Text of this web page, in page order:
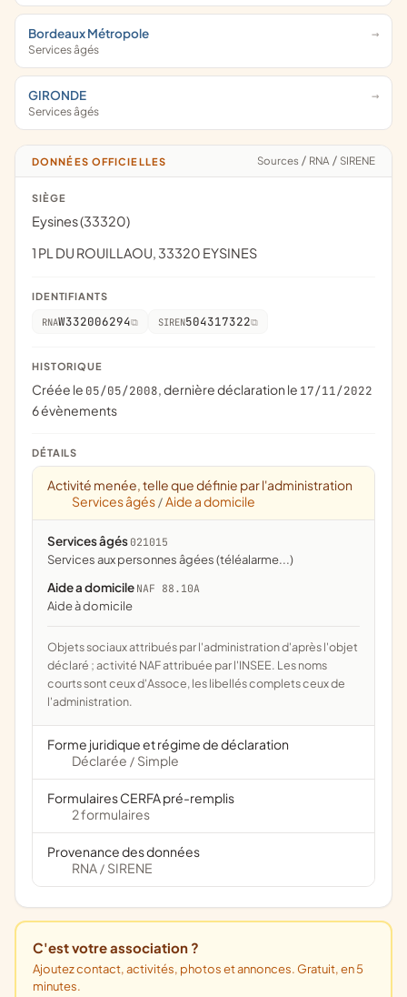
Bordeaux Métropole
Services âgés
GIRONDE
Services âgés
DONNÉES OFFICIELLES Sources / RNA / SIRENE
SIÈGE
Eysines (33320)
1 PL DU ROUILLAOU, 33320 EYSINES
IDENTIFIANTS
RNAW332006294 SIREN504317322
HISTORIQUE
Créée le 05/05/2008, dernière déclaration le 17/11/2022
6 évènements
DÉTAILS
Activité menée, telle que définie par l'administration
Services âgés / Aide a domicile
Services âgés 021015
services aux personnes âgées (téléalarme...)
Aide a domicile NAF 88.10A
Aide à domicile
Objets sociaux attribués par l'administration d'après l'objet
déclaré ; activité NAF attribuée par l'INSEE. Les noms
courts sont ceux d'Assoce, les libellés complets ceux de
l'administration.
Forme juridique et régime de déclaration
Déclarée / Simple
Formulaires CERFA pré-remplis
2 formulaires
Provenance des données
RNA / SIRENE
C'est votre association ?
Ajoutez contact, activités, photos et annonces. Gratuit, en 5
minutes.